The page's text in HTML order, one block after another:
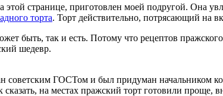
странице, приготовлен моей подругой. Она
торта. Торт действительно, потрясающий на
быть, так и есть. Потому что рецептов
шедевр.
ГОСТом и был придуман начальником
на местах пражский торт готовили проще,